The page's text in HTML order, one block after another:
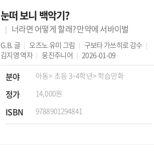
눈떠 보니 백악기?
너라면 어떻게 할래? 만약에 서바이벌
G.B. 글 오즈노 유미 그림 구보타 가쓰히로 감수
김지영 역자 웅진주니어 2026-01-09
분야 아동> 초등 3~4학년> 학습만화
정가 14,000원
ISBN 9788901294841